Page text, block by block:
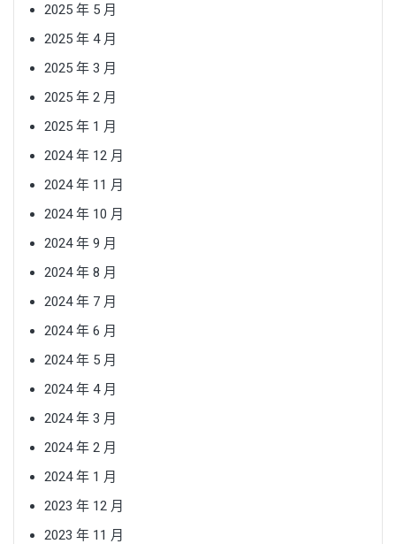
2025 年 5 月
2025 年 4 月
2025 年 3 月
2025 年 2 月
2025 年 1 月
2024 年 12 月
2024 年 11 月
2024 年 10 月
2024 年 9 月
2024 年 8 月
2024 年 7 月
2024 年 6 月
2024 年 5 月
2024 年 4 月
2024 年 3 月
2024 年 2 月
2024 年 1 月
2023 年 12 月
2023 年 11 月